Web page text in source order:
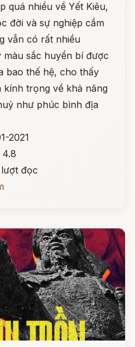
quá nhiều về Yết Kiêu,
đời và sự nghiệp cầm
vẫn có rất nhiều
sắc huyền bí được
bao thế hệ, cho thấy
kính trọng về khả năng
như phúc bình địa
2021
4.8
đọc